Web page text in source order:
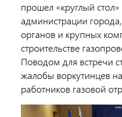
прошел «круглый
администрации
органов и крупных
строительстве
Поводом для встречи
жалобы воркутинцев
работников газовой